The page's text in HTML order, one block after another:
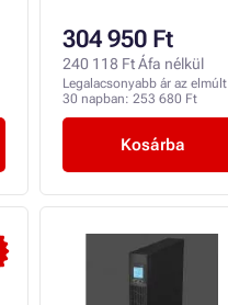
304 950 Ft
240 118 Ft Áfa nélkül
Legalacsonyabb ár az elmúlt
30 napban: 253 680 Ft
Kosárba